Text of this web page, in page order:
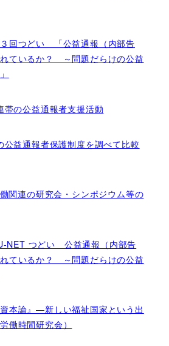
回つどい 「公益通報（内部告
ているか？ ～問題だらけの公益
の公益通報者支援活動
益通報者保護制度を調べて比較
関連の研究会・シンポジウム等の
NET つどい 公益通報（内部告
ているか？ ～問題だらけの公益
資本論』―新しい福祉国家という出
働時間研究会）